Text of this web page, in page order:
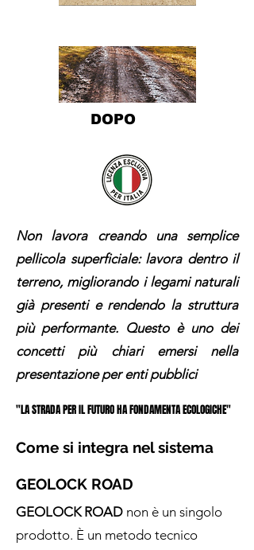
DOPO
Non lavora creando una semplice
pellicola superficiale: lavora dentro il
terreno, migliorando i legami naturali
già presenti e rendendo la struttura
più performante. Questo è uno dei
concetti più chiari emersi nella
presentazione per enti pubblici
"LA STRADA PER IL FUTURO HA FONDAMENTA ECOLOGICHE"
"LA STRADA PER IL FUTURO HA FONDAMENTA ECOLOGICHE"
Come si integra nel sistema
GEOLOCK ROAD
GEOLOCK ROAD non è un singolo
prodotto. È un metodo tecnico